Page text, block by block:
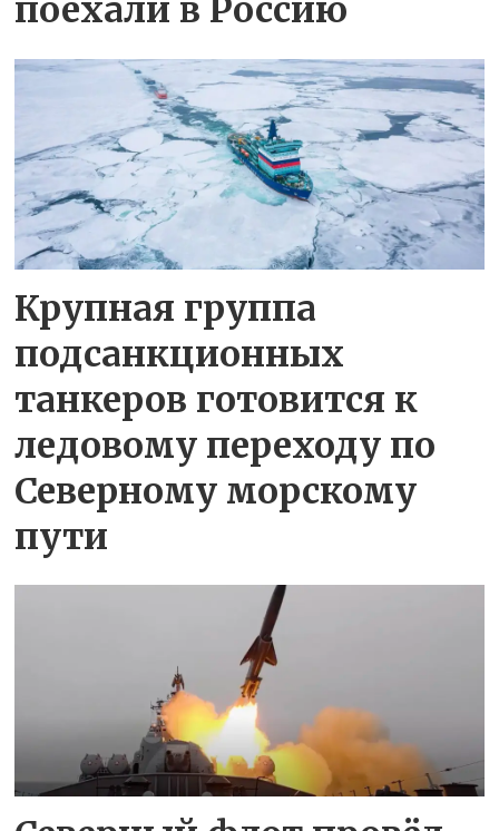
поехали в Россию
Крупная группа
подсанкционных
танкеров готовится к
ледовому переходу по
Северному морскому
пути